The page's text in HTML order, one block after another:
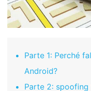
Parte 1: Perché
Android?
Parte 2: spoofing